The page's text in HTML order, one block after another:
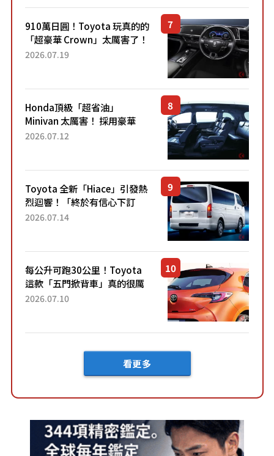
910萬日圓！Toyota 玩真的的
「超豪華 Crown」太厲害了！
採用由「匠人技藝」打造的
2026.07.19
Honda頂級「超省油」
Minivan 太厲害！ 採用豪華
「真皮座椅」與專屬「黑色內
「三...
2026.07.12
Toyota 全新「Hiace」引發熱
烈迴響！「終於有信心下訂
了！」「哪個等級交車最
車？...
2026.07.14
每公升可跑30公里！Toyota
這款「五門掀背車」真的很厲
害！ 擁有全長4.3公尺的「剛剛
2026.07.10
看更多